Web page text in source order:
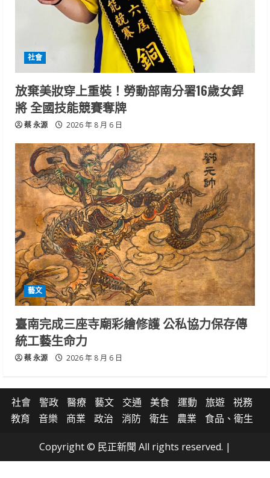
社會
放棄美妝穿上重裝！勞動部南分署16歲女銲
將 全國技能競賽奪牌
蔡 永源 2026 年 8 月 6 日
藝文
臺南完成三座寺廟彩繪修護 公私協力保存傳
統工藝生命力
蔡 永源 2026 年 8 月 6 日
社會 警政 醫療 藝文 交通 美食 運動 旅遊
祱務
教育
音樂 商業 政治 消防 衛生 農業 食品、衛生
Copyright © 民正新聞 All rights reserved. |